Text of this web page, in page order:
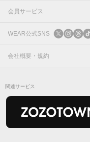
会員サービス
ログイン
新規会員登録
WEAR公式SNS
X
会社概要・規約
関連サービス